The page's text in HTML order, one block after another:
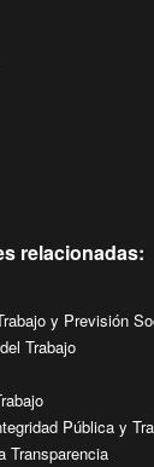
relacionadas:
y Previsión
Trabajo
Pública y
Transparencia